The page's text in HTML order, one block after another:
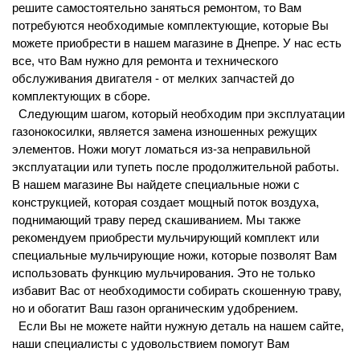
решите самостоятельно заняться ремонтом, то Вам
потребуются необходимые комплектующие, которые Вы
можете приобрести в нашем магазине в Днепре. У нас есть
все, что Вам нужно для ремонта и технического
обслуживания двигателя - от мелких запчастей до
комплектующих в сборе.
Следующим шагом, который необходим при эксплуатации
газонокосилки, является замена изношенных режущих
элементов. Ножи могут ломаться из-за неправильной
эксплуатации или тупеть после продолжительной работы.
В нашем магазине Вы найдете специальные ножи с
конструкцией, которая создает мощный поток воздуха,
поднимающий траву перед скашиванием. Мы также
рекомендуем приобрести мульчирующий комплект или
специальные мульчирующие ножи, которые позволят Вам
использовать функцию мульчирования. Это не только
избавит Вас от необходимости собирать скошенную траву,
но и обогатит Ваш газон органическим удобрением.
Если Вы не можете найти нужную деталь на нашем сайте,
наши специалисты с удовольствием помогут Вам